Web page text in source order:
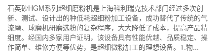
石英砂HGM系列超细磨粉机是上海科利瑞克技术部门经过多次创
新、测试、设计出的种低耗超细粉加工设备，成功替代了传统的气
流磨、球磨机研磨选粉的复杂程序，大大降低了成本，提高产品精
细度。经国内多家用户证明，该设备具有性能优越、品质稳定、操
作简单、维修方便等优势，是超细微粉加工的理想设备。1.物...